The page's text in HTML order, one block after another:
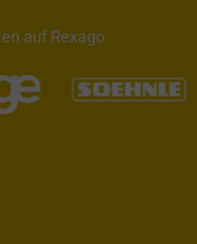
auf Rexago